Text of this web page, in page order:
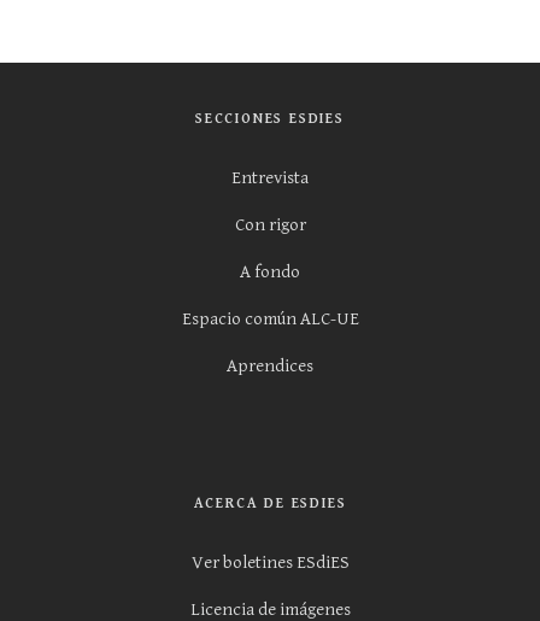
SECCIONES ESDIES
Entrevista
Con rigor
A fondo
Espacio común ALC-UE
Aprendices
ACERCA DE ESDIES
Ver boletines ESdiES
Licencia de imágenes